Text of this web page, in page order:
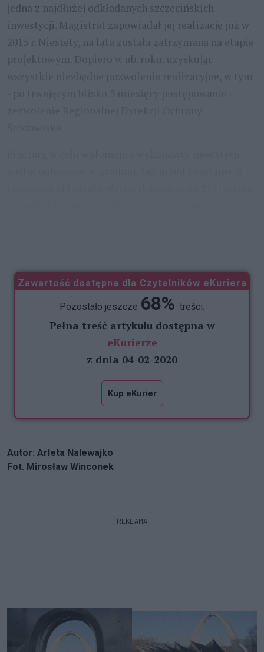
jedna z najdłużej odkładanych szczecińskich
inwestycji. Magistrat zapowiadał jej realizację już w
2015 r. Niestety, na lata została zatrzymana na etapie
Zawartość dostępna dla Czytelników eKuriera
Pozostało jeszcze 68% treści.
Pełna treść artykułu dostępna w
eKurierze
z dnia 04-02-2020
Kup eKurier
Autor: Arleta Nalewajko
Fot. Mirosław Winconek
REKLAMA